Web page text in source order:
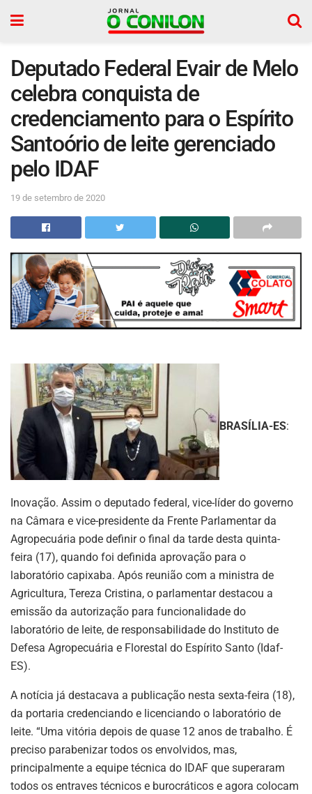
Deputado Federal Evair de Melo
celebra conquista de
credenciamento para o Espírito
Santoório de leite gerenciado
pelo IDAF
19 de setembro de 2020
BRASÍLIA-ES:
Inovação. Assim o deputado federal, vice-líder do governo
na Câmara e vice-presidente da Frente Parlamentar da
Agropecuária pode definir o final da tarde desta quinta-
feira (17), quando foi definida aprovação para o
laboratório capixaba. Após reunião com a ministra de
Agricultura, Tereza Cristina, o parlamentar destacou a
emissão da autorização para funcionalidade do
laboratório de leite, de responsabilidade do Instituto de
Defesa Agropecuária e Florestal do Espírito Santo (Idaf-
ES).
A notícia já destacava a publicação nesta sexta-feira (18),
da portaria credenciando e licenciando o laboratório de
leite. “Uma vitória depois de quase 12 anos de trabalho. É
preciso parabenizar todos os envolvidos, mas,
principalmente a equipe técnica do IDAF que superaram
todos os entraves técnicos e burocráticos e agora colocam